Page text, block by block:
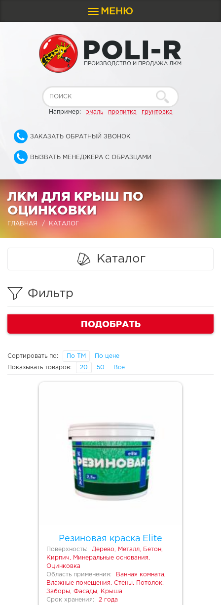
Toggle
navigation
МЕНЮ
POLI-R
ПРОИЗВОДСТВО И ПРОДАЖА ЛКМ
Например: эмаль пропитка грунтовка
ЗАКАЗАТЬ ОБРАТНЫЙ ЗВОНОК
ВЫЗВАТЬ МЕНЕДЖЕРА С ОБРАЗЦАМИ
ЛКМ ДЛЯ КРЫШ ПО
ОЦИНКОВКИ
ГЛАВНАЯ КАТАЛОГ
Каталог
Фильтр
ПОДОБРАТЬ
Сортировать по: По ТМ По цене
Показывать товаров: 20 50 Все
Резиновая краска Elite
Поверхность:
Дерево, Металл, Бетон,
Кирпич, Минеральные основания,
Оцинковка
Область применения:
Ванная комната,
Влажные помещения, Стены, Потолок,
Заборы, Фасады, Крыша
Срок хранения:
2 года